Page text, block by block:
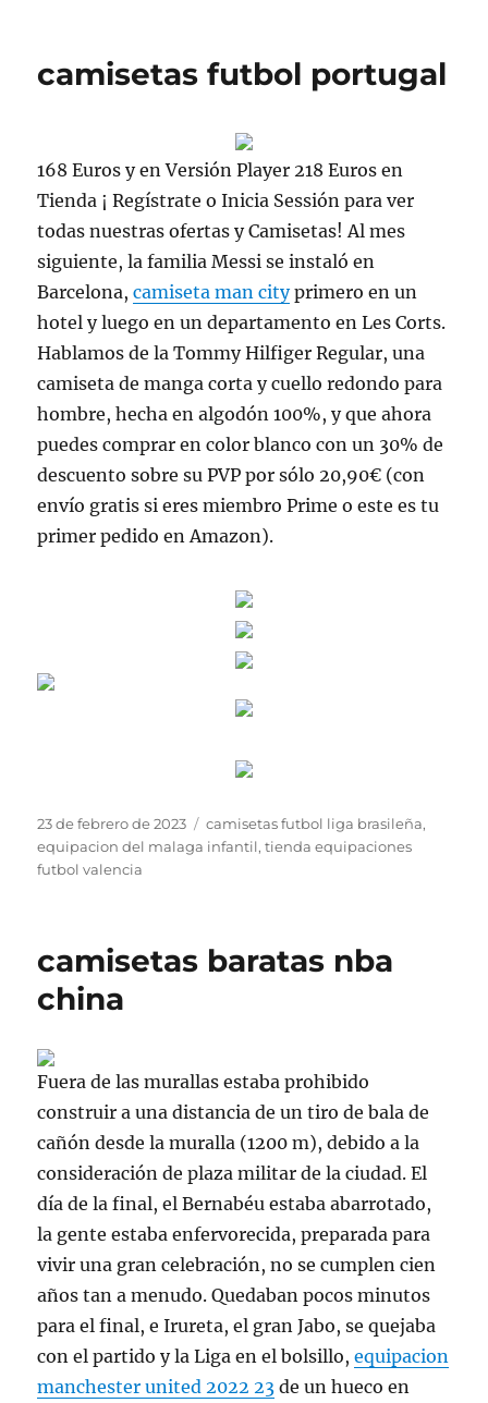
camisetas futbol portugal
168 Euros y en Versión Player 218 Euros en
Tienda ¡ Regístrate o Inicia Sessión para ver
todas nuestras ofertas y Camisetas! Al mes
siguiente, la familia Messi se instaló en
Barcelona,camiseta man cityprimero en un
hotel y luego en un departamento en Les Corts.
Hablamos de la Tommy Hilfiger Regular, una
camiseta de manga corta y cuello redondo para
hombre, hecha en algodón 100%, y que ahora
puedes comprar en color blanco con un 30% de
descuento sobre su PVP por sólo 20,90€ (con
envío gratis si eres miembro Prime o este es tu
primer pedido en Amazon).
Publicado
el
23 de febrero de 2023 Etiquetas
camisetas futbol liga brasileña,
equipacion del malaga infantil,tienda equipaciones
futbol valencia
camisetas baratas nba
china
Fuera de las murallas estaba prohibido
construir a una distancia de un tiro de bala de
cañón desde la muralla (1200 m), debido a la
consideración de plaza militar de la ciudad. El
día de la final, el Bernabéu estaba abarrotado,
la gente estaba enfervorecida, preparada para
vivir una gran celebración, no se cumplen cien
años tan a menudo. Quedaban pocos minutos
para el final, e Irureta, el gran Jabo, se quejaba
con el partido y la Liga en el bolsillo,equipacion
manchester united 2022 23 de un hueco en